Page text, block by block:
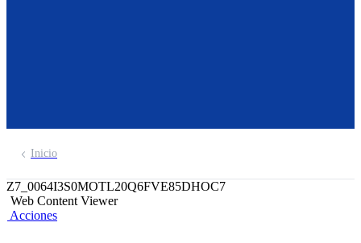
Inicio
Z7_0064I3S0MOTL20Q6FVE85DHOC7
Web Content Viewer
Acciones